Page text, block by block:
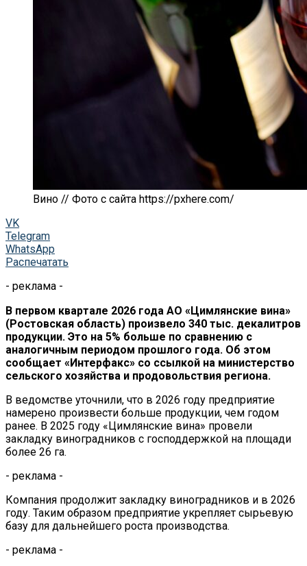
Вино // Фото с сайта https://pxhere.com/
VK
Telegram
WhatsApp
Распечатать
- реклама -
В первом квартале 2026 года АО «Цимлянские вина»
(Ростовская область) произвело 340 тыс. декалитров
продукции. Это на 5% больше по сравнению с
аналогичным периодом прошлого года. Об этом
сообщает «Интерфакс» со ссылкой на министерство
сельского хозяйства и продовольствия региона.
В ведомстве уточнили, что в 2026 году предприятие
намерено произвести больше продукции, чем годом
ранее. В 2025 году «Цимлянские вина» провели
закладку виноградников с господдержкой на площади
более 26 га.
- реклама -
Компания продолжит закладку виноградников и в 2026
году. Таким образом предприятие укрепляет сырьевую
базу для дальнейшего роста производства.
- реклама -